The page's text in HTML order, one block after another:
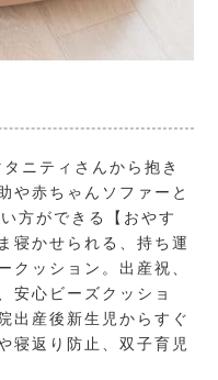
ニティさんから抱き
や赤ちゃんソファーと
方ができる【おやす
寝かせられる、持ち運
クッション。出産祝、
安心ビーズクッショ
出産後新生児からすぐ
寝返り防止、双子育児